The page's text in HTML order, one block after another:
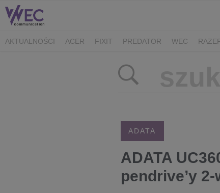
AKTUALNOŚCI ACER FIXIT PREDATOR WEC
ADATA
ADATA
pendrive’y 2-